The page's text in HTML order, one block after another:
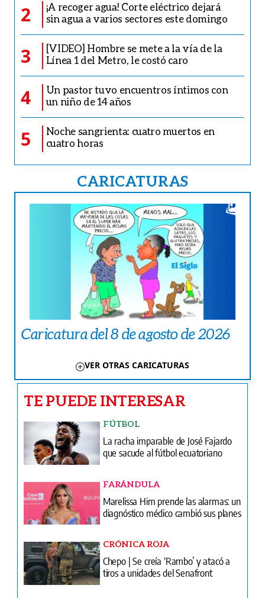
2
¡A recoger agua! Corte eléctrico dejará
sin agua a varios sectores este domingo
3
[VIDEO] Hombre se mete a la vía de la
Línea 1 del Metro, le costó caro
4
Un pastor tuvo encuentros íntimos con
un niño de 14 años
5
Noche sangrienta: cuatro muertos en
cuatro horas
CARICATURAS
Caricatura del 8 de agosto de 2026
VER OTRAS CARICATURAS
TE PUEDE INTERESAR
FÚTBOL
La racha imparable de José Fajardo
que sacude al fútbol ecuatoriano
FARÁNDULA
Marelissa Him prende las alarmas: un
diagnóstico médico cambió sus planes
CRÓNICA ROJA
Chepo | Se creía ‘Rambo’ y atacó a
tiros a unidades del Senafront